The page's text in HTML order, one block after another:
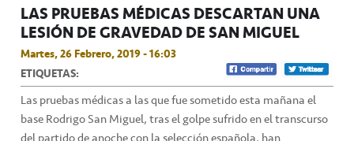
LAS PRUEBAS MÉDICAS DESCARTAN UNA
LESIÓN DE GRAVEDAD DE SAN MIGUEL
Martes, 26 Febrero, 2019 - 16:03
ETIQUETAS:
Las pruebas médicas a las que fue sometido esta mañana el
base Rodrigo San Miguel, tras el golpe sufrido en el transcurso